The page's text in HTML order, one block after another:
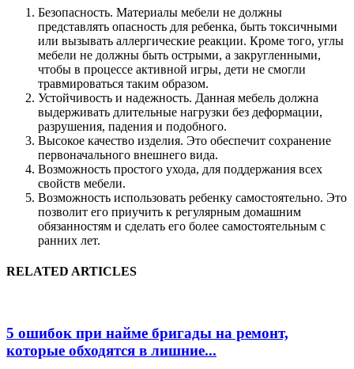
Безопасность. Материалы мебели не должны
представлять опасность для ребенка, быть токсичными
или вызывать аллергические реакции. Кроме того, углы
мебели не должны быть острыми, а закругленными,
чтобы в процессе активной игры, дети не смогли
травмироваться таким образом.
Устойчивость и надежность. Данная мебель должна
выдерживать длительные нагрузки без деформации,
разрушения, падения и подобного.
Высокое качество изделия. Это обеспечит сохранение
первоначального внешнего вида.
Возможность простого ухода, для поддержания всех
свойств мебели.
Возможность использовать ребенку самостоятельно. Это
позволит его приучить к регулярным домашним
обязанностям и сделать его более самостоятельным с
ранних лет.
RELATED ARTICLES
5 ошибок при найме бригады на ремонт,
которые обходятся в лишние...